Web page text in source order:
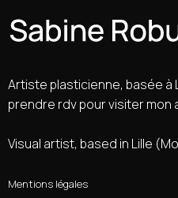
Artiste plasticienne, basée à
prendre rdv pour visiter mon
Visual artist, based in Lille
Mentions légales